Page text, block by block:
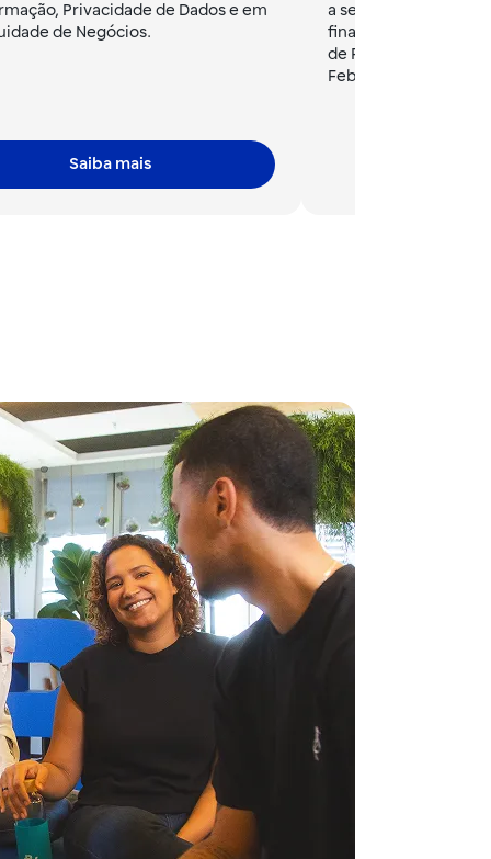
Privacidade de Dados e em
de Negócios.
Saiba mais
a segurança e a
financeiras ao seguir
de Prevenção a
Febraban e CNF.